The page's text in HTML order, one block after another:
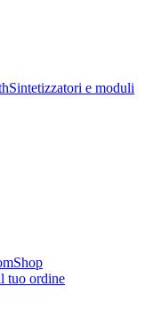
Sintetizzatori e moduli
Shop
tuo ordine